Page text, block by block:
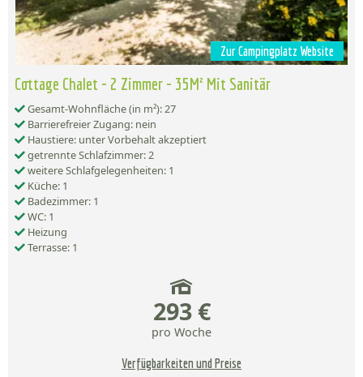
Zur Campingplatz Website
Cottage Chalet - 2 Zimmer - 35M² Mit Sanitär
Gesamt-Wohnfläche (in m²): 27
Barrierefreier Zugang: nein
Haustiere: unter Vorbehalt akzeptiert
getrennte Schlafzimmer: 2
weitere Schlafgelegenheiten: 1
Küche: 1
Badezimmer: 1
WC: 1
Heizung
Terrasse: 1
293 €
pro Woche
Verfügbarkeiten und Preise